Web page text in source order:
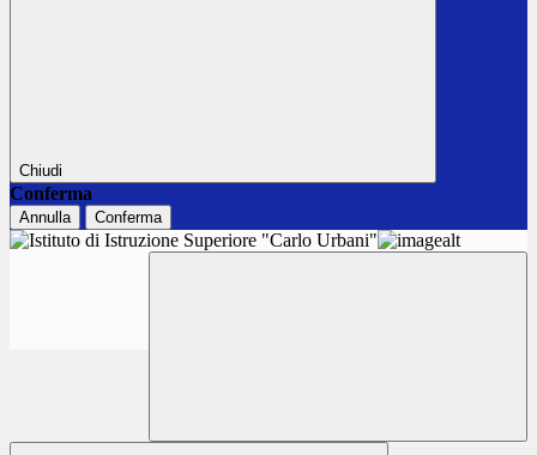
Chiudi
Conferma
Annulla Conferma